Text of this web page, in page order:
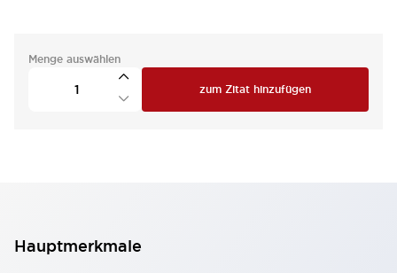
Menge auswählen
zum Zitat hinzufügen
Hauptmerkmale